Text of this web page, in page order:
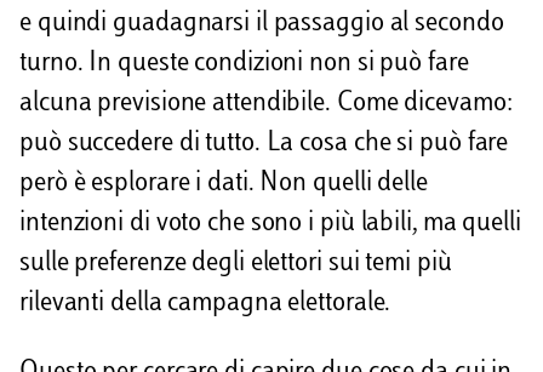
e quindi guadagnarsi il passaggio al secondo
turno. In queste condizioni non si può fare
alcuna previsione attendibile. Come dicevamo:
può succedere di tutto. La cosa che si può fare
però è esplorare i dati. Non quelli delle
intenzioni di voto che sono i più labili, ma quelli
sulle preferenze degli elettori sui temi più
rilevanti della campagna elettorale.